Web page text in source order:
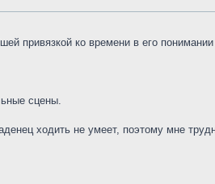
привязкой ко времени в его
сцены.
ходить не умеет, поэтому мне